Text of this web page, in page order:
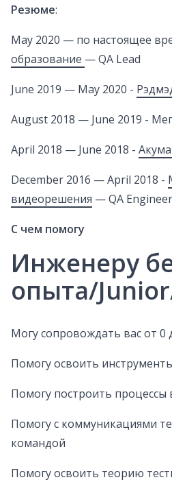
Резюме:
May 2020 — по настоящее
образование — QA Lead
June 2019 — May 2020 -
August 2018 — June 2019 -
April 2018 — June 2018 -
December 2016 — April 2018 -
видеорешения — QA Engineer
С чем помогу
Инженеру
опыта/
Могу сопровождать вас от 0
Помогу освоить
Помогу построить процессы
Помогу с коммуникациями
командой
Помогу освоить теорию